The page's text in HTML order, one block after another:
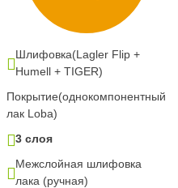
Шлифовка(Lagler Flip +
Humell + TIGER)
Покрытие(однокомпонентный
лак Loba)
3 слоя
Межслойная шлифовка
лака (ручная)